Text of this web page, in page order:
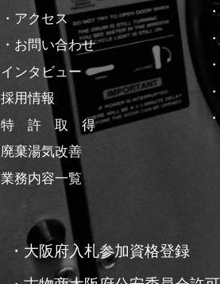
・アクセス
・お問い合わせ
インタビュー
採用情報
特 許 取 得
廃棄湯気改善
業務内容一覧
・大阪府入札参加資格登録